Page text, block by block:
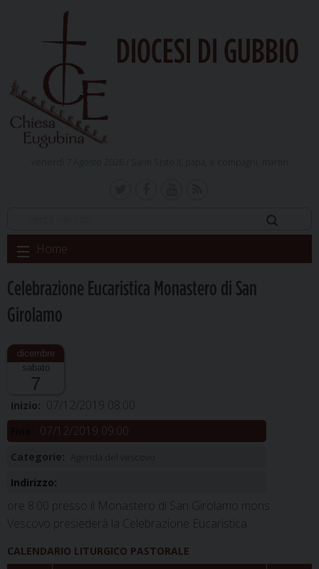
DIOCESI DI GUBBIO
Skip
to
Home
Celebrazione Eucaristica Monastero di San
Girolamo
sabato
7
Inizio: 07/12/2019 08:00
07/12/2019 09:00
Categorie:
Indirizzo:
ore 8.00 presso il Monastero di San Girolamo mons.
Vescovo presiederà la Celebrazione Eucaristica
CALENDARIO LITURGICO PASTORALE